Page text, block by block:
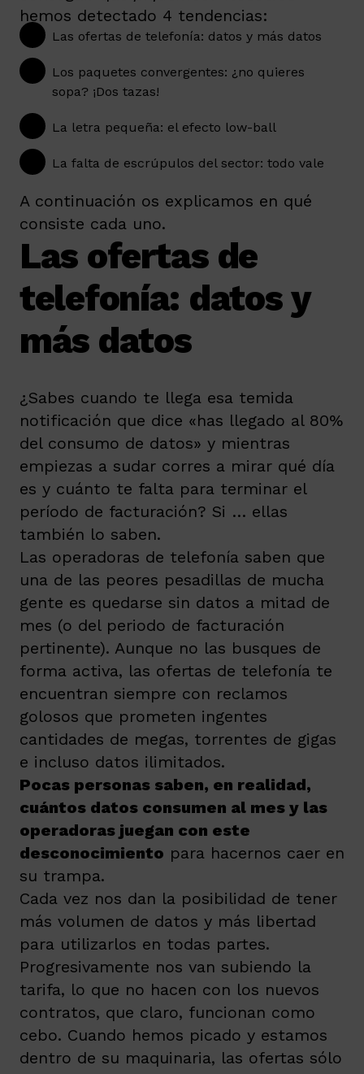
hemos detectado 4 tendencias:
Las ofertas de telefonía: datos y más datos
Los paquetes convergentes: ¿no quieres
sopa? ¡Dos tazas!
La letra pequeña: el efecto low-ball
La falta de escrúpulos del sector: todo vale
A continuación os explicamos en qué
consiste cada uno.
Las ofertas de
telefonía: datos y
más datos
¿Sabes cuando te llega esa temida
notificación que dice «has llegado al 80%
del consumo de datos» y mientras
empiezas a sudar corres a mirar qué día
es y cuánto te falta para terminar el
período de facturación? Si … ellas
también lo saben.
Las operadoras de telefonía saben que
una de las peores pesadillas de mucha
gente es quedarse sin datos a mitad de
mes (o del periodo de facturación
pertinente). Aunque no las busques de
forma activa, las ofertas de telefonía te
encuentran siempre con reclamos
golosos que prometen ingentes
cantidades de megas, torrentes de gigas
e incluso datos ilimitados.
Pocas personas saben, en realidad,
cuántos datos consumen al mes y las
operadoras juegan con este
desconocimiento para hacernos caer en
su trampa.
Cada vez nos dan la posibilidad de tener
más volumen de datos y más libertad
para utilizarlos en todas partes.
Progresivamente nos van subiendo la
tarifa, lo que no hacen con los nuevos
contratos, que claro, funcionan como
cebo. Cuando hemos picado y estamos
dentro de su maquinaria, las ofertas sólo